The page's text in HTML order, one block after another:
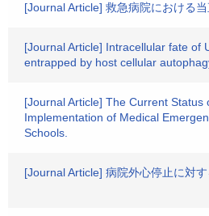
[Journal Article] 救急病院における
[Journal Article] Intracellular fate of
entrapped by host cellular
[Journal Article] The Current Status
Implementation of Medical
Schools.
[Journal Article] 病院外心停止に対